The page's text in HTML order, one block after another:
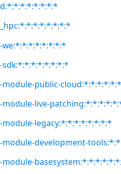
we:*:*:*:*:*:*:*:*
sdk:*:*:*:*:*:*:*:*
module-public-
module-live-
module-legacy:*:*:*:*:*:*:*:*
module-development-
module-